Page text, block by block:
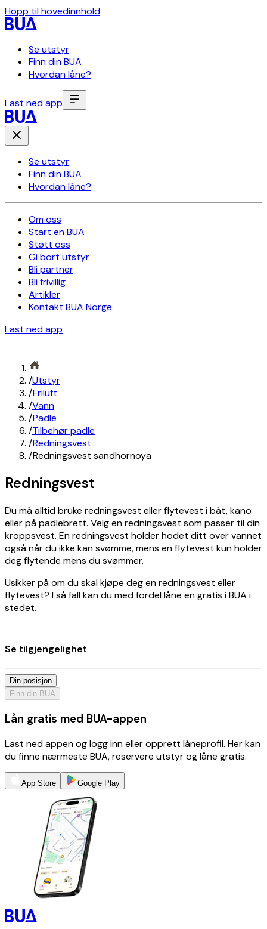
Hopp til hovedinnhold
Se utstyr
Finn din BUA
Hvordan låne?
Last ned app
Se utstyr
Finn din BUA
Hvordan låne?
Om oss
Start en BUA
Støtt oss
Gi bort utstyr
Bli partner
Bli frivillig
Artikler
Kontakt BUA Norge
Last ned app
/Utstyr
/Friluft
/Vann
/Padle
/Tilbehør padle
/Redningsvest
/Redningsvest sandhornoya
Redningsvest
Du må alltid bruke redningsvest eller flytevest i båt, kano
eller på padlebrett. Velg en redningsvest som passer til din
kroppsvest. En redningsvest holder hodet ditt over vannet
også når du ikke kan svømme, mens en flytevest kun holder
deg flytende mens du svømmer.
Usikker på om du skal kjøpe deg en redningsvest eller
flytevest? I så fall kan du med fordel låne en gratis i BUA i
stedet.
Se tilgjengelighet
Din posisjon
Finn din BUA
Lån gratis med BUA-appen
Last ned appen og logg inn eller opprett låneprofil. Her kan
du finne nærmeste BUA, reservere utstyr og låne gratis.
App Store Google Play